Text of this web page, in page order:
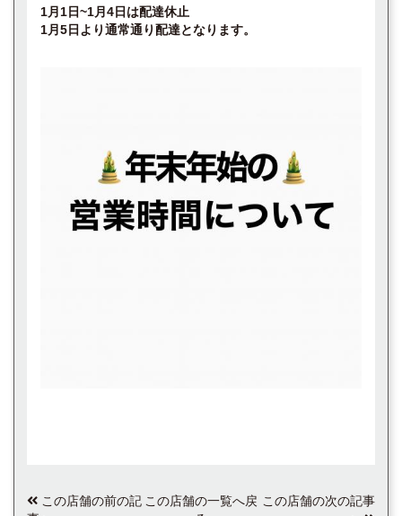
1月1日~1月4日は配達休止
1月5日より通常通り配達となります。
この店舗の前の記 この店舗の一覧へ戻 この店舗の次の記事